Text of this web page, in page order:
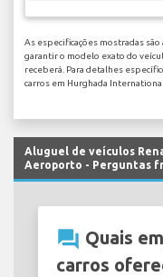
As especificações mostradas
garantir o modelo exato do
receberá. Para detalhes
carros em Hurghada
Aluguel de veículos
Aeroporto - Perguntas
question_answer Quais
carros